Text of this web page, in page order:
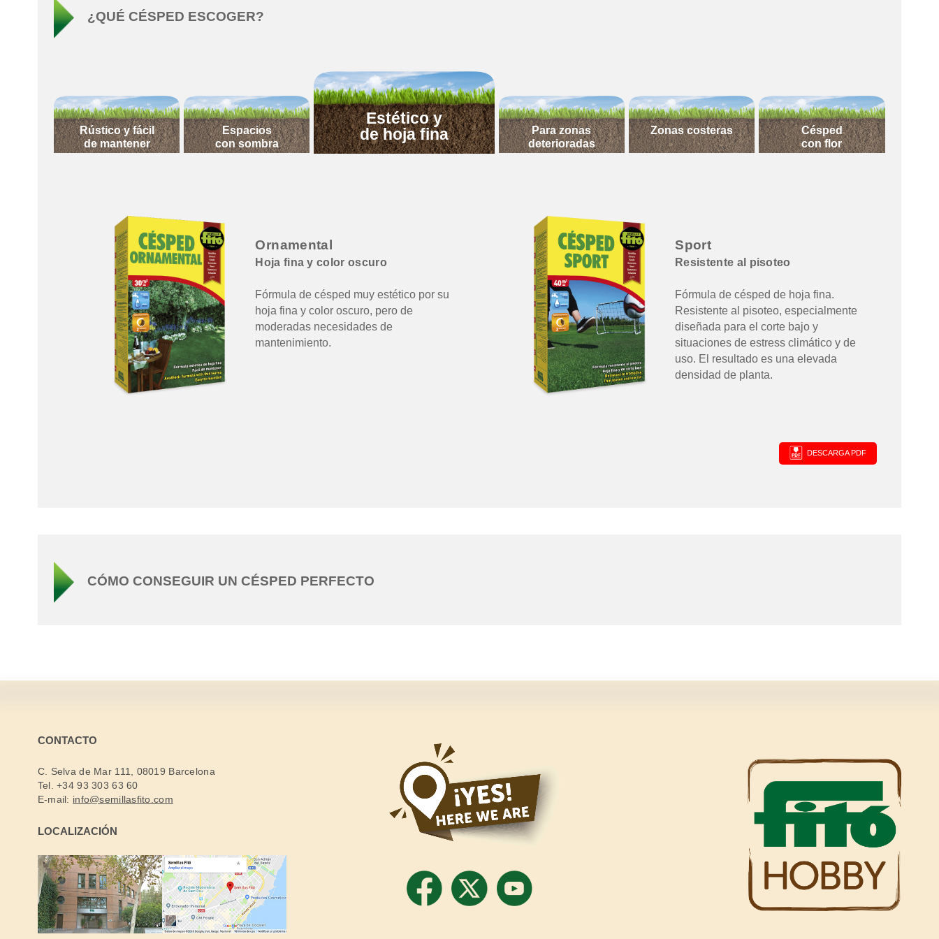
¿QUÉ CÉSPED ESCOGER?
Rústico y fácil
de mantener
Espacios
con sombra
Estético y
de hoja fina
Para zonas
deterioradas
Zonas costeras
Césped
con flor
Ornamental
Hoja fina y color oscuro
Fórmula de césped muy estético por su
hoja fina y color oscuro, pero de
moderadas necesidades de
mantenimiento.
Sport
Resistente al pisoteo
Fórmula de césped de hoja fina.
Resistente al pisoteo, especialmente
diseñada para el corte bajo y
situaciones de estress climático y de
uso. El resultado es una elevada
densidad de planta.
DESCARGA PDF
CÓMO CONSEGUIR UN CÉSPED PERFECTO
CONTACTO
C. Selva de Mar 111, 08019 Barcelona
Tel. +34 93 303 63 60
E-mail: info@semillasfito.com
LOCALIZACIÓN